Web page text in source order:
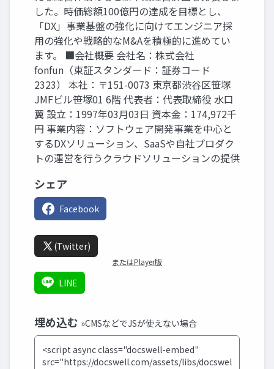
した。時価総額100億円の達成を目標とし、
「DX」事業基盤の強化に向けてエンジニア採
用の強化や戦略的なM&Aを積極的に進めてい
ます。 ■会社概要 会社名：株式会社
fonfun（東証スタンダード：証券コード
2323） 本社：〒151-0073 東京都渋谷区笹塚
JMFビル笹塚01 6階 代表者：代表取締役 水口
翼 設立：1997年03月03日 資本金：174,972千
円 事業内容：ソフトウェア開発事業を中心と
するDXソリューション、SaaSや自社プロダク
トの運営を行うクラウドソリューションの提供
シェア
Facebook
(Twitter)
またはPlayer版
LINE
埋め込む »CMSなどでJSが使えない場合